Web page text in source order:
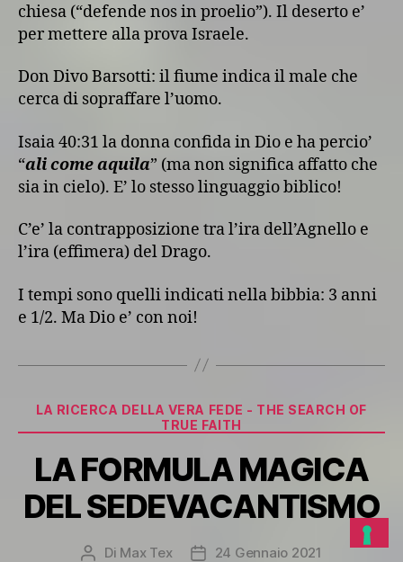
chiesa (“defende nos in proelio”). Il deserto e’
per mettere alla prova Israele.
Don Divo Barsotti: il fiume indica il male che
cerca di sopraffare l’uomo.
Isaia 40:31 la donna confida in Dio e ha percio’
“ali come aquila” (ma non significa affatto che
sia in cielo). E’ lo stesso linguaggio biblico!
C’e’ la contrapposizione tra l’ira dell’Agnello e
l’ira (effimera) del Drago.
I tempi sono quelli indicati nella bibbia: 3 anni
e 1/2. Ma Dio e’ con noi!
Categorie
LA RICERCA DELLA VERA FEDE - THE SEARCH OF
TRUE FAITH
LA FORMULA MAGICA
DEL SEDEVACANTISMO
Autore
Di Max Tex Data24 Gennaio 2021